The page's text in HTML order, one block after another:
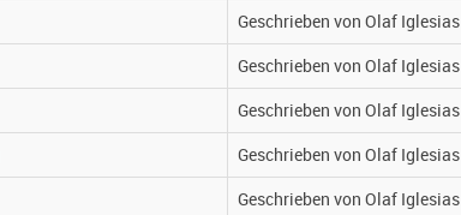
Geschrieben von Olaf Iglesias
Geschrieben von Olaf Iglesias
Geschrieben von Olaf Iglesias
Geschrieben von Olaf Iglesias
Geschrieben von Olaf Iglesias